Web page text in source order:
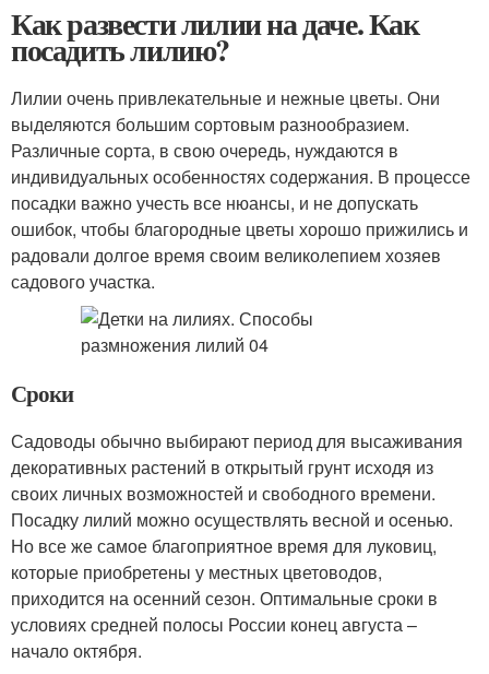
Как развести лилии на даче. Как
посадить лилию?
Лилии очень привлекательные и нежные цветы. Они
выделяются большим сортовым разнообразием.
Различные сорта, в свою очередь, нуждаются в
индивидуальных особенностях содержания. В процессе
посадки важно учесть все нюансы, и не допускать
ошибок, чтобы благородные цветы хорошо прижились и
радовали долгое время своим великолепием хозяев
садового участка.
Сроки
Садоводы обычно выбирают период для высаживания
декоративных растений в открытый грунт исходя из
своих личных возможностей и свободного времени.
Посадку лилий можно осуществлять весной и осенью.
Но все же самое благоприятное время для луковиц,
которые приобретены у местных цветоводов,
приходится на осенний сезон. Оптимальные сроки в
условиях средней полосы России конец августа –
начало октября.